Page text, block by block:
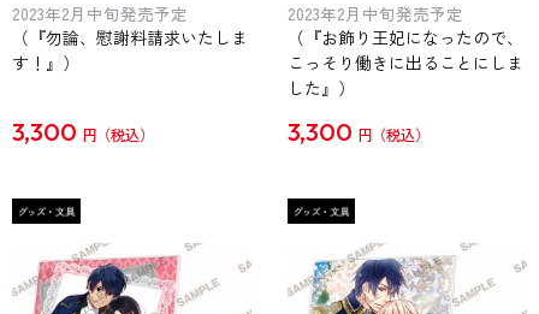
2023年2月中旬発売予定
（『勿論、慰謝料請求いたしま
す！』）
3,300 円
2023年2月中旬発売予定
（『お飾り王妃になったので、
こっそり働きに出ることにしま
した』）
3,300 円